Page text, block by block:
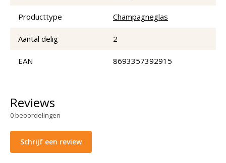
Producttype Champagneglas
Aantal delig 2
EAN 8693357392915
Reviews
0beoordelingen
Schrijf een review